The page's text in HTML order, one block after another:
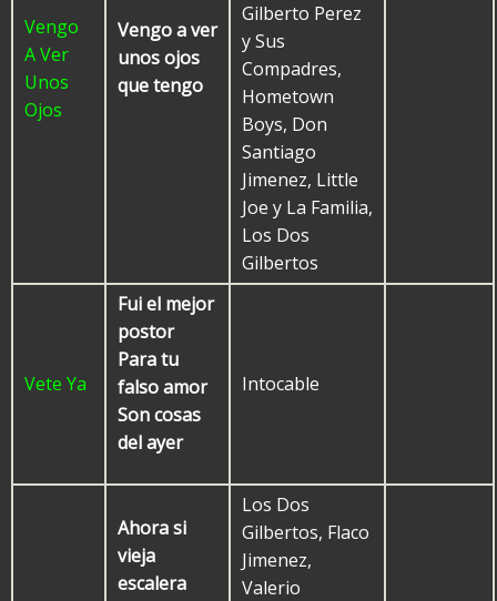
Vengo
A Ver
Unos
Ojos
Vengo a ver
unos ojos
que tengo
Gilberto Perez
y Sus
Compadres,
Hometown
Boys, Don
Santiago
Jimenez, Little
Joe y La Familia,
Los Dos
Gilbertos
Vete Ya
Fui el mejor
postor
Para tu
falso amor
Son cosas
del ayer
Intocable
Ahora si
vieja
escalera
Los Dos
Gilbertos, Flaco
Jimenez,
Valerio